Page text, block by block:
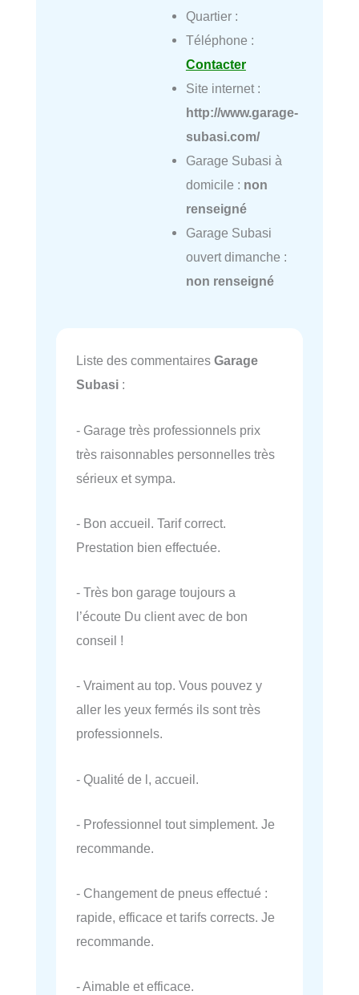
Quartier :
Téléphone :
Contacter
Site internet :
http://www.garage-
subasi.com/
Garage Subasi à
domicile : non
renseigné
Garage Subasi
ouvert dimanche :
non renseigné
Liste des commentaires Garage
Subasi :
- Garage très professionnels prix
très raisonnables personnelles très
sérieux et sympa.
- Bon accueil. Tarif correct.
Prestation bien effectuée.
- Très bon garage toujours a
l’écoute Du client avec de bon
conseil !
- Vraiment au top. Vous pouvez y
aller les yeux fermés ils sont très
professionnels.
- Qualité de l, accueil.
- Professionnel tout simplement. Je
recommande.
- Changement de pneus effectué :
rapide, efficace et tarifs corrects. Je
recommande.
- Aimable et efficace.